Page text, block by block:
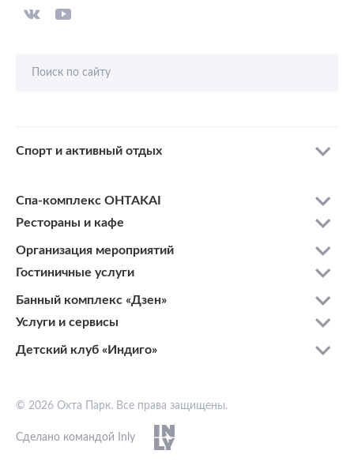
Поиск по сайту
Спорт и активный отдых
Спа-комплекс OHTAKAI
Рестораны и кафе
Организация мероприятий
Гостиничные услуги
Банный комплекс «Дзен»
Услуги и сервисы
Детский клуб «Индиго»
© 2026 Охта Парк. Все права защищены.
Сделано командой Inly